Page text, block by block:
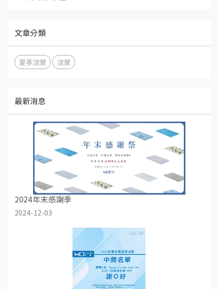
文章分類
夏季涼蓆 涼蓆
最新消息
2024年末感謝季
2024-12-03